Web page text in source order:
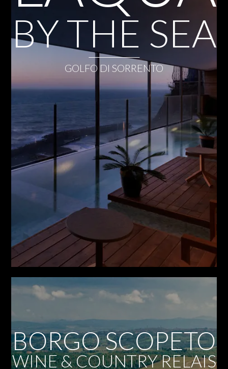
BY THE SEA
GOLFO DI SORRENTO
BORGO SCOPETO
WINE & COUNTRY RELAIS